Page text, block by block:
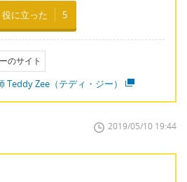
役に立った 5
のサイト
Teddy Zee（テディ・ジー）
2019/05/10 19:44